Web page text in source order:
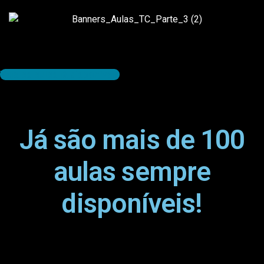
Veja as aulas já disponíveis
Já são mais de 100
aulas sempre
disponíveis!